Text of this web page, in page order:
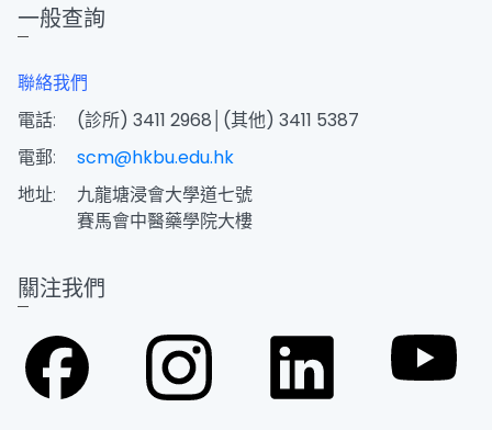
一般查詢
聯絡我們
電話:
(診所) 3411 2968│(其他) 3411 5387
電郵:
scm@hkbu.edu.hk
地址:
九龍塘浸會大學道七號
賽馬會中醫藥學院大樓
關注我們